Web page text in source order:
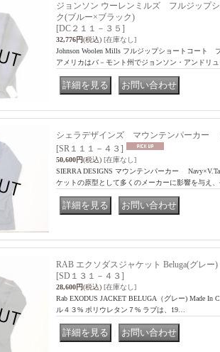
ジョンソン ウーレンミルズ フルジップ
ク(ブルー×ブラック)
[DC２１１－３５]
32,776円(税込) [在庫なし]
Johnson Woolen Mills フルジップショートコート
アメリカはバ－モント州でジョンソン・アンドリ
シェラデザインズ マウンテンパーカー
[SR１１１－４３]
50,600円(税込) [在庫なし]
SIERRA DESIGNS マウンテンパーカー
ケットの原型として多くのメーカーに影響を与え
RAB エクソダスジャケット Beluga(グレー)
[SD１３１－４３]
28,600円(税込) [在庫なし]
Rab EXODUS JACKET BELUGA（グレー) Made In
ル４３% ポリウレタン７% ラブは、19…